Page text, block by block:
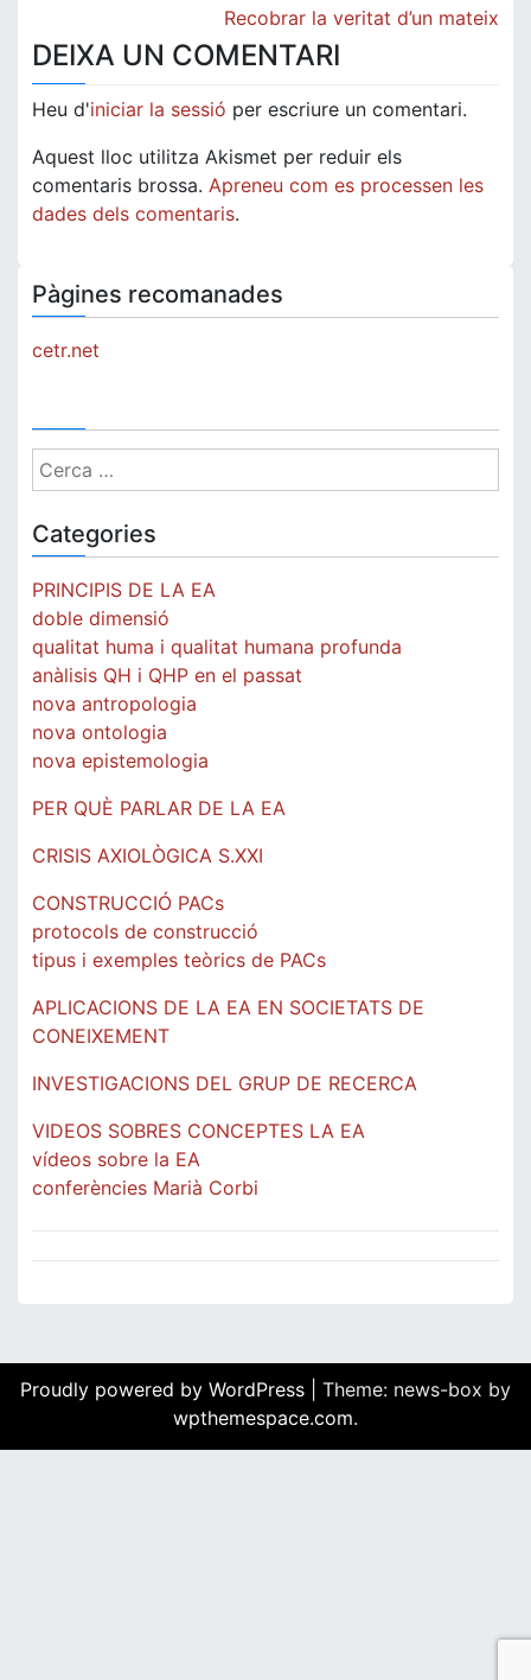
Recobrar la veritat d’un mateix
DEIXA UN COMENTARI
Heu d'iniciar la sessió per escriure un comentari.
Aquest lloc utilitza Akismet per reduir els
comentaris brossa. Apreneu com es processen les
dades dels comentaris.
Pàgines recomanades
cetr.net
Cerca:
Categories
PRINCIPIS DE LA EA
doble dimensió
qualitat huma i qualitat humana profunda
anàlisis QH i QHP en el passat
nova antropologia
nova ontologia
nova epistemologia
PER QUÈ PARLAR DE LA EA
CRISIS AXIOLÒGICA S.XXI
CONSTRUCCIÓ PACs
protocols de construcció
tipus i exemples teòrics de PACs
APLICACIONS DE LA EA EN SOCIETATS DE
CONEIXEMENT
INVESTIGACIONS DEL GRUP DE RECERCA
VIDEOS SOBRES CONCEPTES LA EA
vídeos sobre la EA
conferències Marià Corbi
Proudly powered by WordPress
Theme: news-box by
wpthemespace.com.